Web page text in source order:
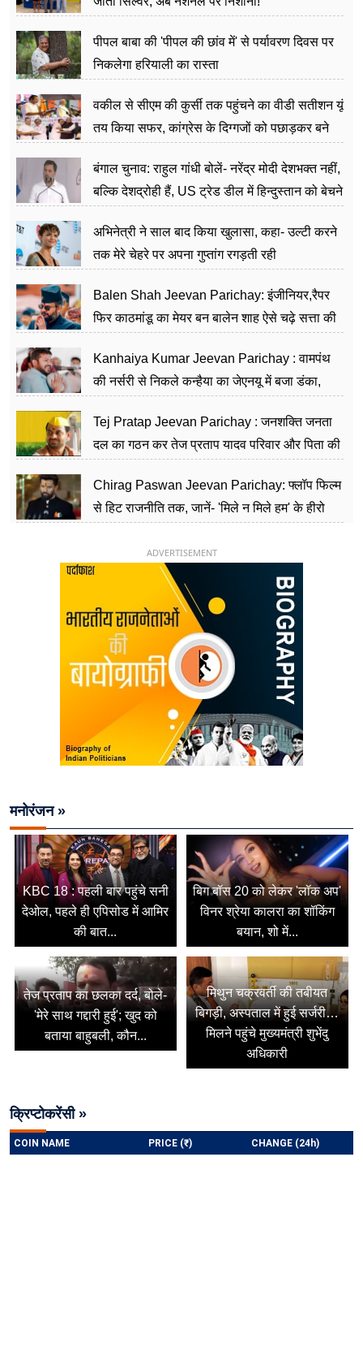
पीपल बाबा की 'पीपल की छांव में' से पर्यावरण दिवस पर
निकलेगा हरियाली का रास्ता
वकील से सीएम की कुर्सी तक पहुंचने का वीडी सतीशन यूं
तय किया सफर, कांग्रेस के दिग्गजों को पछाड़कर बने
बंगाल चुनाव: राहुल गांधी बोलें- नरेंद्र मोदी देशभक्त नहीं,
बल्कि देशद्रोही हैं, US ट्रेड डील में हिन्दुस्तान को बेचने
अभिनेत्री ने साल बाद किया खुलासा, कहा- उल्टी करने
तक मेरे चेहरे पर अपना गुप्तांग रगड़ती रही
Balen Shah Jeevan Parichay: इंजीनियर,रैपर
फिर काठमांडू का मेयर बन बालेन शाह ऐसे चढ़े सत्ता की
Kanhaiya Kumar Jeevan Parichay : वामपंथ
की नर्सरी से निकले कन्हैया का जेएनयू में बजा डंका,
Tej Pratap Jeevan Parichay : जनशक्ति जनता
दल का गठन कर तेज प्रताप यादव परिवार और पिता की
Chirag Paswan Jeevan Parichay: फ्लॉप फिल्म
से हिट राजनीति तक, जानें- 'मिले न मिले हम' के हीरो
ADVERTISEMENT
मनोरंजन »
KBC 18 : पहली बार पहुंचे सनी
देओल, पहले ही एपिसोड में आमिर
की बात...
बिग बॉस 20 को लेकर 'लॉक अप'
विनर श्रेया कालरा का शॉकिंग
बयान, शो में...
तेज प्रताप का छलका दर्द, बोले-
'मेरे साथ गद्दारी हुई'; खुद को
बताया बाहुबली, कौन...
मिथुन चक्रवर्ती की तबीयत
बिगड़ी, अस्पताल में हुई सर्जरी…
मिलने पहुंचे मुख्यमंत्री शुभेंदु
अधिकारी
क्रिप्टोकरेंसी »